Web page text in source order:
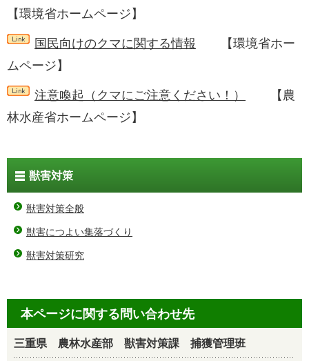
【環境省ホームページ】
国民向けのクマに関する情報
【環境省ホー
ムページ】
注意喚起（クマにご注意ください！）
【農
林水産省ホームページ】
獣害対策
獣害対策全般
獣害につよい集落づくり
獣害対策研究
本ページに関する問い合わせ先
三重県 農林水産部 獣害対策課 捕獲管理班